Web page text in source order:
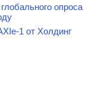
опроса
1 от Холдинг